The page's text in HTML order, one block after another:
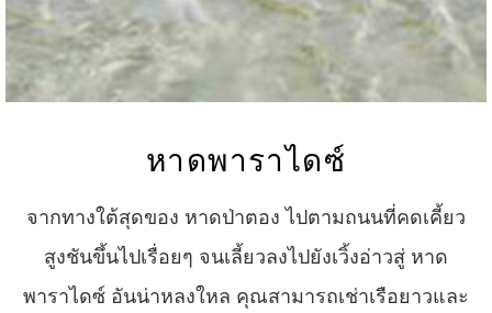
หาดพาราไดซ์
จากทางใต้สุดของ หาดป่าตอง ไปตามถนนที่คดเคี้ยว
สูงชันขึ้นไปเรื่อยๆ จนเลี้ยวลงไปยังเวิ้งอ่าวสู่ หาด
พาราไดซ์ อันน่าหลงใหล คุณสามารถเช่าเรือยาวและ